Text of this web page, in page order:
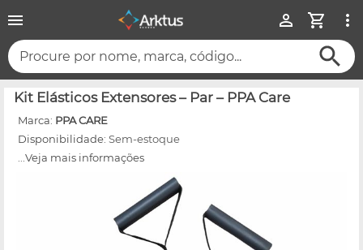
Procure por nome, marca, código...
Kit Elásticos Extensores – Par – PPA Care
Marca: PPA CARE
Disponibilidade: Sem-estoque
...Veja mais informações